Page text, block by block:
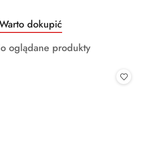
dokupić
oglądane produkty